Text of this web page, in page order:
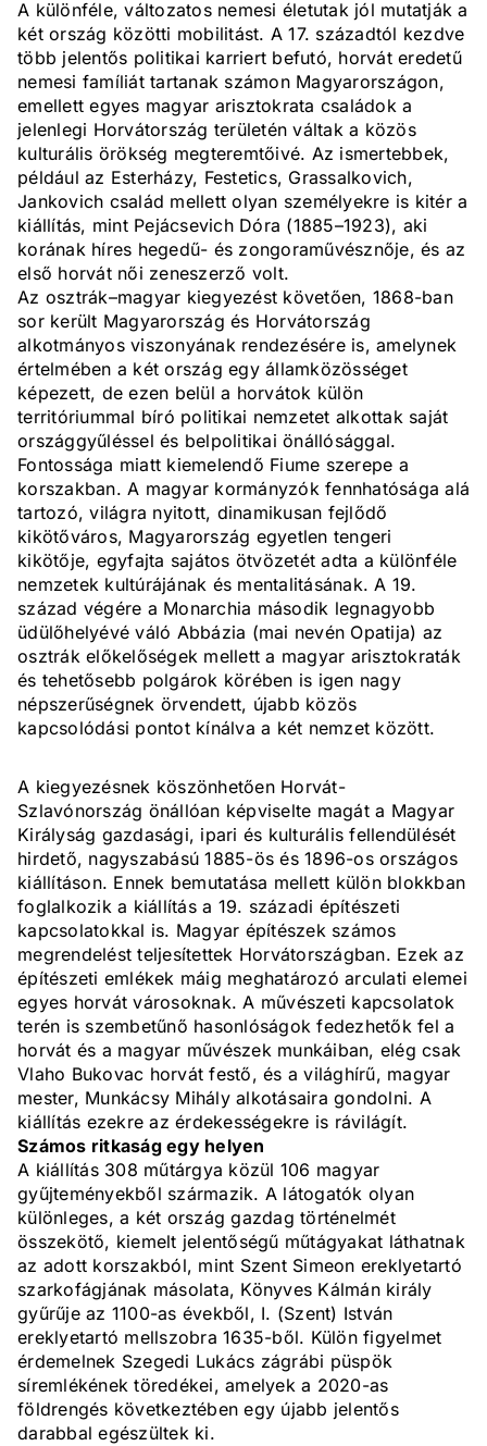
A különféle, változatos nemesi életutak jól mutatják a
két ország közötti mobilitást. A 17. századtól kezdve
több jelentős politikai karriert befutó, horvát eredetű
nemesi famíliát tartanak számon Magyarországon,
emellett egyes magyar arisztokrata családok a
jelenlegi Horvátország területén váltak a közös
kulturális örökség megteremtőivé. Az ismertebbek,
például az Esterházy, Festetics, Grassalkovich,
Jankovich család mellett olyan személyekre is kitér a
kiállítás, mint Pejácsevich Dóra (1885–1923), aki
korának híres hegedű- és zongoraművésznője, és az
első horvát női zeneszerző volt.
Az osztrák–magyar kiegyezést követően, 1868-ban
sor került Magyarország és Horvátország
alkotmányos viszonyának rendezésére is, amelynek
értelmében a két ország egy államközösséget
képezett, de ezen belül a horvátok külön
territóriummal bíró politikai nemzetet alkottak saját
országgyűléssel és belpolitikai önállósággal.
Fontossága miatt kiemelendő Fiume szerepe a
korszakban. A magyar kormányzók fennhatósága alá
tartozó, világra nyitott, dinamikusan fejlődő
kikötőváros, Magyarország egyetlen tengeri
kikötője, egyfajta sajátos ötvözetét adta a különféle
nemzetek kultúrájának és mentalitásának. A 19.
század végére a Monarchia második legnagyobb
üdülőhelyévé váló Abbázia (mai nevén Opatija) az
osztrák előkelőségek mellett a magyar arisztokraták
és tehetősebb polgárok körében is igen nagy
népszerűségnek örvendett, újabb közös
kapcsolódási pontot kínálva a két nemzet között.
A kiegyezésnek köszönhetően Horvát-
Szlavónország önállóan képviselte magát a Magyar
Királyság gazdasági, ipari és kulturális fellendülését
hirdető, nagyszabású 1885-ös és 1896-os országos
kiállításon. Ennek bemutatása mellett külön blokkban
foglalkozik a kiállítás a 19. századi építészeti
kapcsolatokkal is. Magyar építészek számos
megrendelést teljesítettek Horvátországban. Ezek az
építészeti emlékek máig meghatározó arculati elemei
egyes horvát városoknak. A művészeti kapcsolatok
terén is szembetűnő hasonlóságok fedezhetők fel a
horvát és a magyar művészek munkáiban, elég csak
Vlaho Bukovac horvát festő, és a világhírű, magyar
mester, Munkácsy Mihály alkotásaira gondolni. A
kiállítás ezekre az érdekességekre is rávilágít.
Számos ritkaság egy helyen
A kiállítás 308 műtárgya közül 106 magyar
gyűjteményekből származik. A látogatók olyan
különleges, a két ország gazdag történelmét
összekötő, kiemelt jelentőségű műtágyakat láthatnak
az adott korszakból, mint Szent Simeon ereklyetartó
szarkofágjának másolata, Könyves Kálmán király
gyűrűje az 1100-as évekből, I. (Szent) István
ereklyetartó mellszobra 1635-ből. Külön figyelmet
érdemelnek Szegedi Lukács zágrábi püspök
síremlékének töredékei, amelyek a 2020-as
földrengés következtében egy újabb jelentős
darabbal egészültek ki.